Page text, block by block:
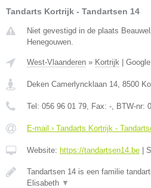
Tandarts Kortrijk - Tandartsen 14
Niet gevestigd in de plaats
Henegouwen.
West-Vlaanderen » Kortrijk
Deken Camerlyncklaan 14, 8500
Tel: 056 96 01 79, Fax: -, BTW-nr:
E-mail › Tandarts Kortrijk -
Website: https://tandartsen14.be
Tandartsen 14 is een familie
Elisabeth ▼